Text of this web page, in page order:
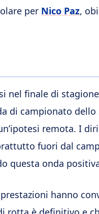
per Nico Paz,
nel finale di
di campionato
remota. I
fuori dal
questa onda
hanno